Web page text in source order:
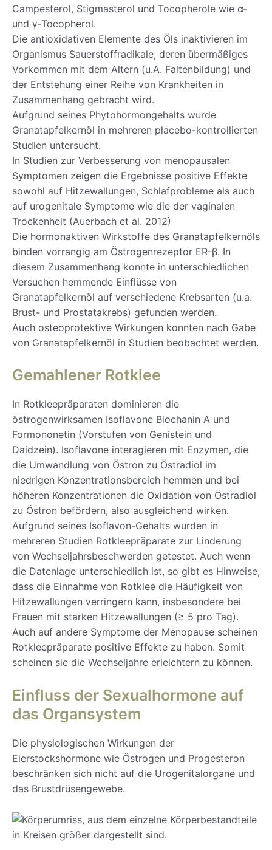
Campesterol, Stigmasterol und Tocopherole wie α-
und γ-Tocopherol.
Die antioxidativen Elemente des Öls inaktivieren im
Organismus Sauerstoffradikale, deren übermäßiges
Vorkommen mit dem Altern (u.A. Faltenbildung) und
der Entstehung einer Reihe von Krankheiten in
Zusammenhang gebracht wird.
Aufgrund seines Phytohormongehalts wurde
Granatapfelkernöl in mehreren placebo-kontrollierten
Studien untersucht.
In Studien zur Verbesserung von menopausalen
Symptomen zeigen die Ergebnisse positive Effekte
sowohl auf Hitzewallungen, Schlafprobleme als auch
auf urogenitale Symptome wie die der vaginalen
Trockenheit (Auerbach et al. 2012)
Die hormonaktiven Wirkstoffe des Granatapfelkernöls
binden vorrangig am Östrogenrezeptor ER-β. In
diesem Zusammenhang konnte in unterschiedlichen
Versuchen hemmende Einflüsse von
Granatapfelkernöl auf verschiedene Krebsarten (u.a.
Brust- und Prostatakrebs) gefunden werden.
Auch osteoprotektive Wirkungen konnten nach Gabe
von Granatapfelkernöl in Studien beobachtet werden.
Gemahlener Rotklee
In Rotkleepräparaten dominieren die
östrogenwirksamen Isoflavone Biochanin A und
Formononetin (Vorstufen von Genistein und
Daidzein). Isoflavone interagieren mit Enzymen, die
die Umwandlung von Östron zu Östradiol im
niedrigen Konzentrationsbereich hemmen und bei
höheren Konzentrationen die Oxidation von Östradiol
zu Östron befördern, also ausgleichend wirken.
Aufgrund seines Isoflavon-Gehalts wurden in
mehreren Studien Rotkleepräparate zur Linderung
von Wechseljahrsbeschwerden getestet. Auch wenn
die Datenlage unterschiedlich ist, so gibt es Hinweise,
dass die Einnahme von Rotklee die Häufigkeit von
Hitzewallungen verringern kann, insbesondere bei
Frauen mit starken Hitzewallungen (≥ 5 pro Tag).
Auch auf andere Symptome der Menopause scheinen
Rotkleepräparate positive Effekte zu haben. Somit
scheinen sie die Wechseljahre erleichtern zu können.
Einfluss der Sexualhormone auf
das Organsystem
Die physiologischen Wirkungen der
Eierstockshormone wie Östrogen und Progesteron
beschränken sich nicht auf die Urogenitalorgane und
das Brustdrüsengewebe.